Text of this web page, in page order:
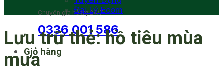
Chuyên gia hỗ trợ 24/7
0336 001 586
Giỏ hàng
Đại Lý Ecom
Lưu trữ thẻ:hồ tiêu mùa
mưa